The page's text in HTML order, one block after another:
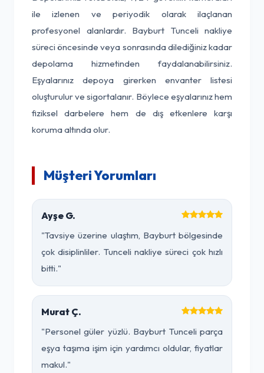
ile izlenen ve periyodik olarak ilaçlanan
profesyonel alanlardır. Bayburt Tunceli nakliye
süreci öncesinde veya sonrasında dilediğiniz kadar
depolama hizmetinden faydalanabilirsiniz.
Eşyalarınız depoya girerken envanter listesi
oluşturulur ve sigortalanır. Böylece eşyalarınız hem
fiziksel darbelere hem de dış etkenlere karşı
koruma altında olur.
Müşteri Yorumları
Ayşe G.
"Tavsiye üzerine ulaştım, Bayburt bölgesinde
çok disiplinliler. Tunceli nakliye süreci çok hızlı
bitti."
Murat Ç.
"Personel güler yüzlü. Bayburt Tunceli parça
eşya taşıma işim için yardımcı oldular, fiyatlar
makul."